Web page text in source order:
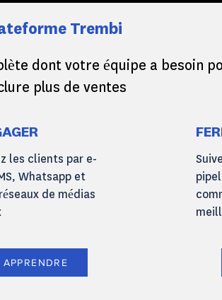
Trembi
dont votre équipe a besoin
plus de ventes
les clients par e-
Whatsapp et
de médias
APPRENDRE